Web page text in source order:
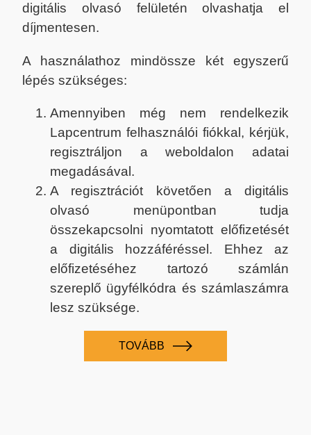
digitális olvasó felületén olvashatja el
díjmentesen.
A használathoz mindössze két egyszerű
lépés szükséges:
Amennyiben még nem rendelkezik
Lapcentrum felhasználói fiókkal, kérjük,
regisztráljon a weboldalon adatai
megadásával.
A regisztrációt követően a digitális
olvasó menüpontban tudja
összekapcsolni nyomtatott előfizetését
a digitális hozzáféréssel. Ehhez az
előfizetéséhez tartozó számlán
szereplő ügyfélkódra és számlaszámra
lesz szüksége.
TOVÁBB